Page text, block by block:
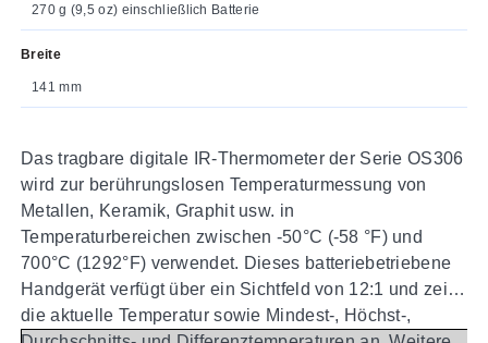
270 g (9,5 oz) einschließlich Batterie
Breite
141 mm
Das tragbare digitale IR-Thermometer der Serie OS306
wird zur berührungslosen Temperaturmessung von
Metallen, Keramik, Graphit usw. in
Temperaturbereichen zwischen -50°C (-58 °F) und
700°C (1292°F) verwendet. Dieses batteriebetriebene
Handgerät verfügt über ein Sichtfeld von 12:1 und zeigt
die aktuelle Temperatur sowie Mindest-, Höchst-,